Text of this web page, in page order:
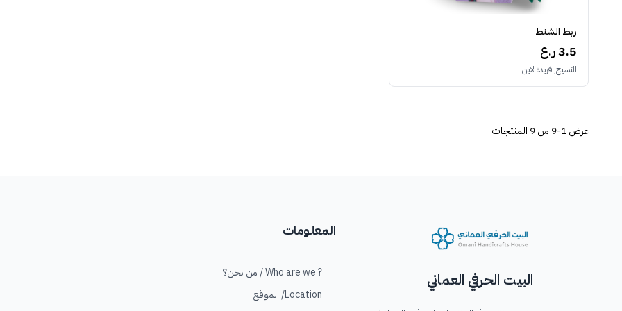
ربط الشنط
3.5 ر.ع
النسيج, فريدة لاين
عرض1-9 من 9 المنتجات
البيت الحرفي العماني
المعلومات
? Who are we / من نحن؟
Location/ الموقع